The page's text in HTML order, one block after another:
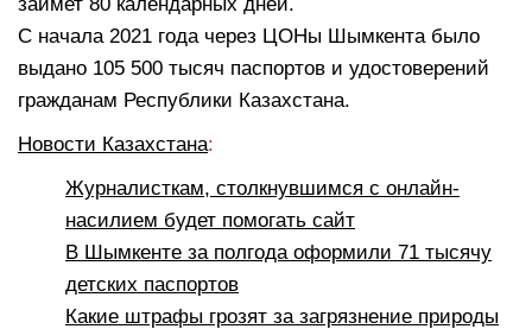
С начала 2021 года через ЦОНы Шымкента было
выдано 105 500 тысяч паспортов и удостоверений
гражданам Республики Казахстана.
Новости Казахстана:
Журналисткам, столкнувшимся с онлайн-
насилием будет помогать сайт
В Шымкенте за полгода оформили 71 тысячу
детских паспортов
Какие штрафы грозят за загрязнение природы